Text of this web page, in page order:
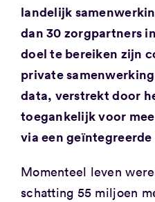
landelijk
dan 30 zorgpartners
doel te bereiken zijn
private
data, verstrekt door
toegankelijk voor
via een
Momenteel leven
schatting 55 miljoen